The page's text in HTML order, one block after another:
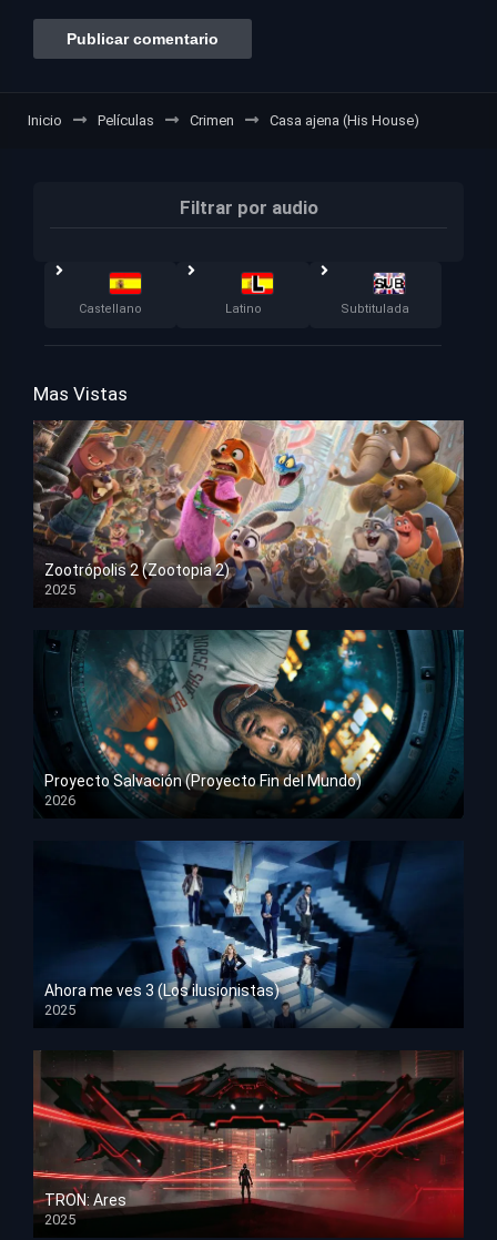
Inicio Películas Crimen Casa ajena (His House)
Filtrar por audio
Castellano Latino Subtitulada
Mas Vistas
Zootrópolis 2 (Zootopia 2)
2025
HD 1080p
Proyecto Salvación (Proyecto Fin del Mundo)
2026
HD 1080p
Ahora me ves 3 (Los ilusionistas)
2025
HD 1080p
TRON: Ares
2025
HD 1080p